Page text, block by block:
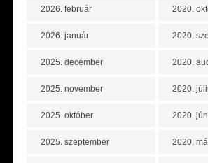
2026. február
2026. január
2025. december
2025. november
2025. október
2025. szeptember
2020.
2020.
2020.
2020.
2020.
2020.